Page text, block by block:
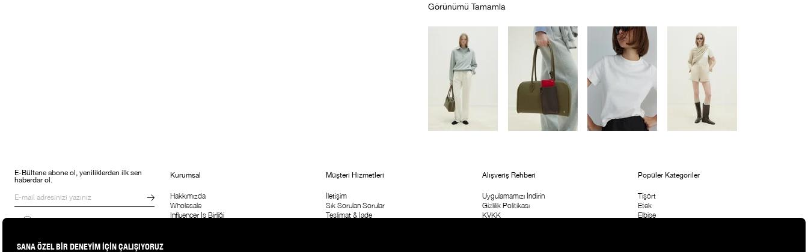
Görünümü Tamamla
E-Bültene abone ol, yeniliklerden ilk sen
haberdar ol.
Kampanyalar, ürünler ve değişiklikler
sözleşmesine buradan ulaşabilirsin
Kurumsal
Hakkımızda
Wholesale
Influencer İş Birliği
Müşteri Hizmetleri
İletişim
Sık Sorulan Sorular
Teslimat & İade
Alışveriş Rehberi
Uygulamamızı İndirin
Gizlilik Politikası
KVKK
Popüler Kategoriler
Tişört
Etek
Elbise